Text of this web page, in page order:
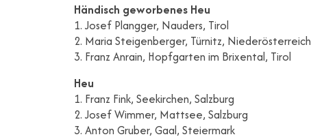
Händisch geworbenes Heu
1. Josef Plangger, Nauders, Tirol
2. Maria Steigenberger, Türnitz, Niederösterreich
3. Franz Anrain, Hopfgarten im Brixental, Tirol
Heu
1. Franz Fink, Seekirchen, Salzburg
2. Josef Wimmer, Mattsee, Salzburg
3. Anton Gruber, Gaal, Steiermark